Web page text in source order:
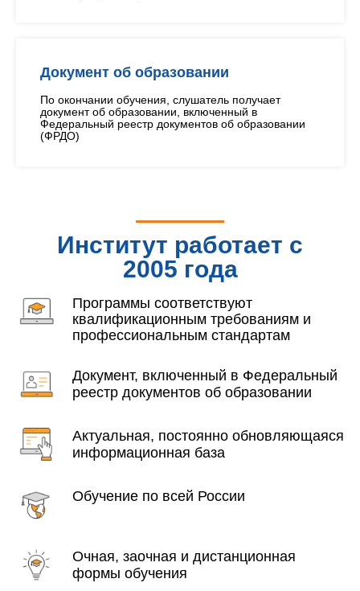
Документ об образовании
По окончании обучения, слушатель получает
документ об образовании, включенный в
Федеральный реестр документов об образовании
(ФРДО)
Институт работает с
2005 года
Программы соответствуют
квалификационным требованиям и
профессиональным стандартам
Документ, включенный в Федеральный
реестр документов об образовании
Актуальная, постоянно обновляющаяся
информационная база
Обучение по всей России
Очная, заочная и дистанционная
формы обучения